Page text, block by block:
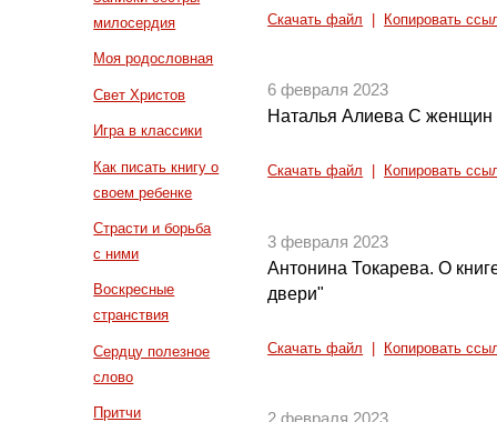
милосердия
Моя родословная
Свет Христов
Игра в классики
Как писать книгу о
своем ребенке
Страсти и борьба
с ними
Воскресные
странствия
Сердцу полезное
слово
Притчи
Скачать файл Копировать
6 февраля 2023
Наталья Алиева С женщин
Скачать файл Копировать
3 февраля 2023
Антонина Токарева. О
двери"
Скачать файл Копировать